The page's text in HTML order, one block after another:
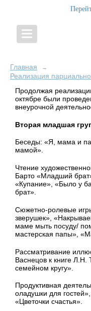
Главная →
Реализация
Продолжая
октябре были
внеурочной
Вторая младшая
Беседы: «Я, мама и
мамой».
Чтение
Барто «Младший
«Купание» , «Было у
брат».
Сюжетно-ролевые
зверушек»,
маме мыть посуду/
мастерская папы»,
Рассматривание
Васнецов к книге Л.Н.
семейном кругу».
Продуктивная
оладушки для
«Цветочки счастья».